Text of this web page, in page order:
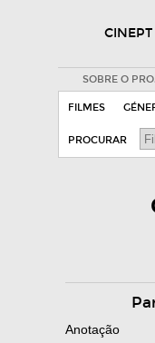
CINEPT
SOBRE O
FILMES
PROCURAR
Anotação